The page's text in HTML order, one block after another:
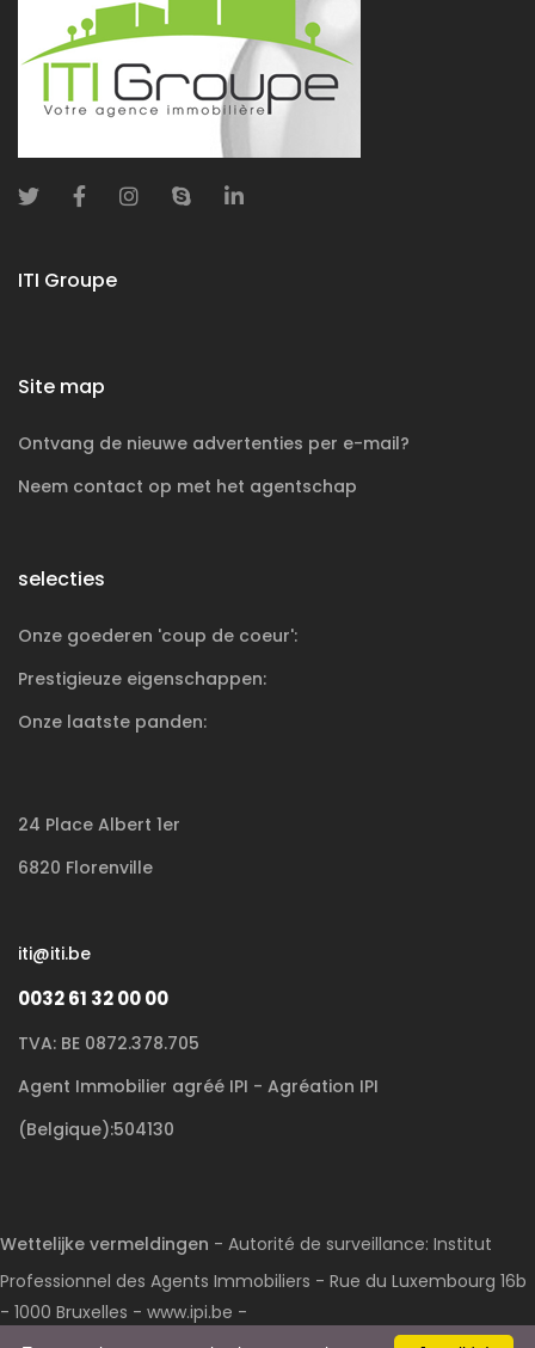
ITI Groupe
Site map
Ontvang de nieuwe advertenties per e-mail?
Neem contact op met het agentschap
selecties
Onze goederen 'coup de coeur':
Prestigieuze eigenschappen:
Onze laatste panden:
24 Place Albert 1er
6820 Florenville
iti@iti.be
0032 61 32 00 00
TVA: BE 0872.378.705
Agent Immobilier agréé IPI - Agréation IPI
(Belgique):504130
Wettelijke vermeldingen - Autorité de surveillance: Institut
Professionnel des Agents Immobiliers - Rue du Luxembourg 16b
- 1000 Bruxelles - www.ipi.be -